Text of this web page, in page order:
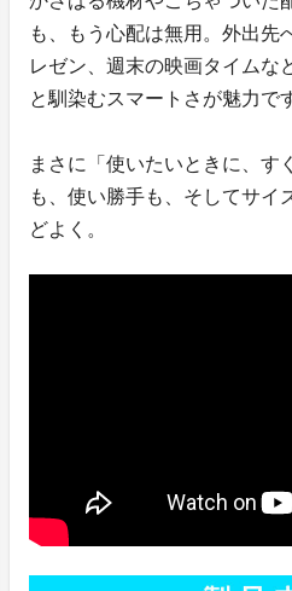
も、もう心配は無用。外出先
レゼン、週末の映画タイムな
と馴染むスマートさが魅力で
まさに「使いたいときに、す
も、使い勝手も、そしてサイ
どよく。